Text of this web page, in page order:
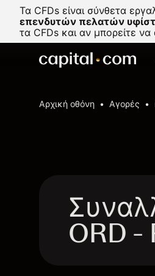
Τα CFDs είναι σύνθετα
επενδυτών πελατών
τα CFDs και αν μπορείτε
Αρχική οθόνη Αγορές
ORD -